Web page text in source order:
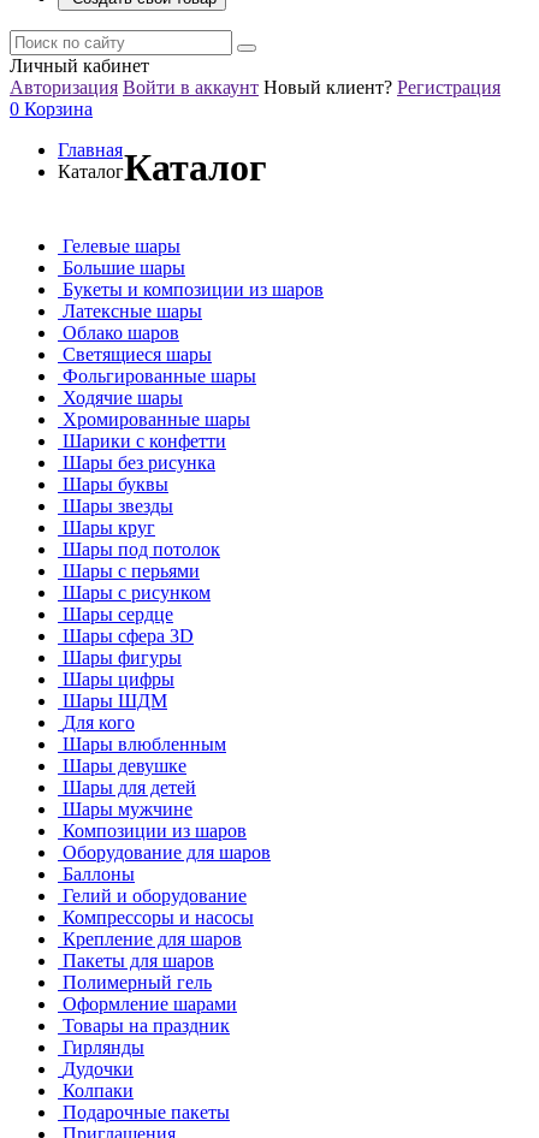
Личный кабинет
Авторизация Войти в аккаунт Новый клиент? Регистрация
0 Корзина
Главная
КаталогКаталог
Гелевые шары
Большие шары
Букеты и композиции из шаров
Латексные шары
Облако шаров
Светящиеся шары
Фольгированные шары
Ходячие шары
Хромированные шары
Шарики с конфетти
Шары без рисунка
Шары буквы
Шары звезды
Шары круг
Шары под потолок
Шары с перьями
Шары с рисунком
Шары сердце
Шары сфера 3D
Шары фигуры
Шары цифры
Шары ШДМ
Для кого
Шары влюбленным
Шары девушке
Шары для детей
Шары мужчине
Композиции из шаров
Оборудование для шаров
Баллоны
Гелий и оборудование
Компрессоры и насосы
Крепление для шаров
Пакеты для шаров
Полимерный гель
Оформление шарами
Товары на праздник
Гирлянды
Дудочки
Колпаки
Подарочные пакеты
Приглашения